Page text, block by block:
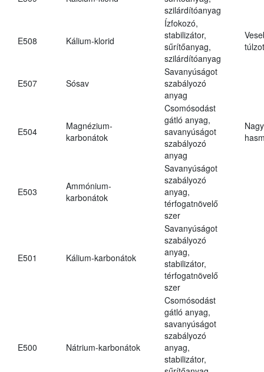
szilárdítóanyag
E508 Kálium-klorid
Ízfokozó,
stabilizátor,
sűrítőanyag,
szilárdítóanyag
E507 Sósav
Savanyúságot
szabályozó
anyag
E504
Magnézium-
karbonátok
Csomósodást
gátló anyag,
savanyúságot
szabályozó
anyag
E503
Ammónium-
karbonátok
Savanyúságot
szabályozó
anyag,
térfogatnövelő
szer
E501 Kálium-karbonátok
Savanyúságot
szabályozó
anyag,
stabilizátor,
térfogatnövelő
szer
E500 Nátrium-karbonátok
Csomósodást
gátló anyag,
savanyúságot
szabályozó
anyag,
stabilizátor,